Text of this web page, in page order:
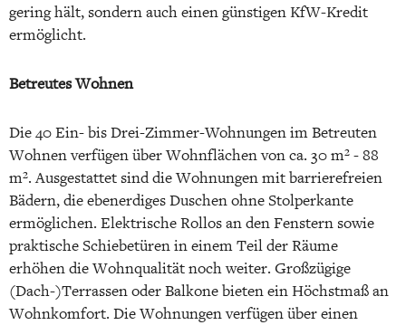
gering hält, sondern auch einen günstigen KfW-Kredit
ermöglicht.
Betreutes Wohnen
Die 40 Ein- bis Drei-Zimmer-Wohnungen im Betreuten
Wohnen verfügen über Wohnflächen von ca. 30 m² - 88
m². Ausgestattet sind die Wohnungen mit barrierefreien
Bädern, die ebenerdiges Duschen ohne Stolperkante
ermöglichen. Elektrische Rollos an den Fenstern sowie
praktische Schiebetüren in einem Teil der Räume
erhöhen die Wohnqualität noch weiter. Großzügige
(Dach-)Terrassen oder Balkone bieten ein Höchstmaß an
Wohnkomfort. Die Wohnungen verfügen über einen